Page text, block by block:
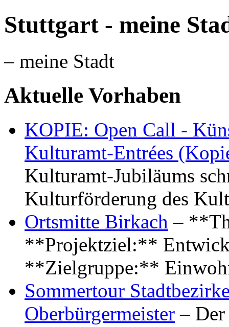
Stuttgart - meine
– meine Stadt
Aktuelle Vorhaben
KOPIE: Open Call -
Kulturamt-Entrées
Kulturamt-Jubiläums
Kulturförderung des
Ortsmitte Birkach –
**Projektziel:**
**Zielgruppe:**
Sommertour
Oberbürgermeister –